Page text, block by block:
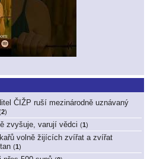
ČIŽP ruší mezinárodně uznávaný
2)
zvyšuje, varují vědci (1)
volně žijících zvířat a zvířat
(1)